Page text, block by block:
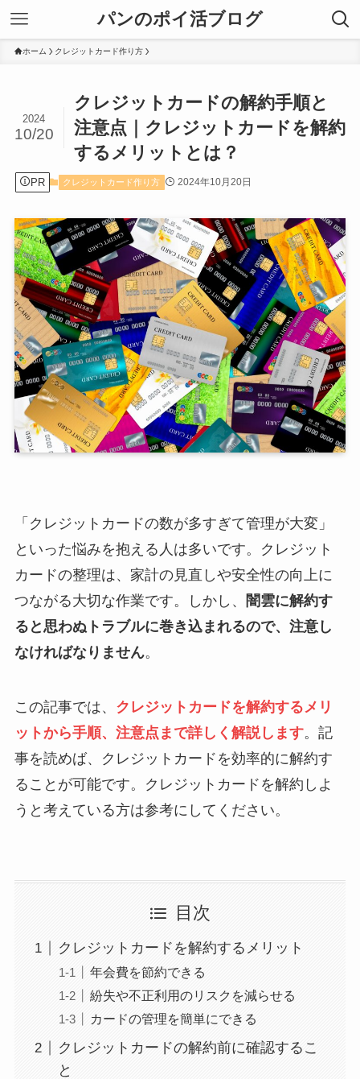
パンのポイ活ブログ
ホーム クレジットカード作り方
クレジットカードの解約手順と
注意点｜クレジットカードを解約
するメリットとは？
2024
10/20
PR クレジットカード作り方 2024年10月20日
「クレジットカードの数が多すぎて管理が大変」
といった悩みを抱える人は多いです。クレジット
カードの整理は、家計の見直しや安全性の向上に
つながる大切な作業です。しかし、
闇雲に解約す
ると思わぬトラブルに巻き込まれるので、注意し
なければなりません。
この記事では、 クレジットカードを解約するメリ
ットから手順、注意点まで詳しく解説します。記
事を読めば、クレジットカードを効率的に解約す
ることが可能です。クレジットカードを解約しよ
うと考えている方は参考にしてください。
目次
クレジットカードを解約するメリット
年会費を節約できる
紛失や不正利用のリスクを減らせる
カードの管理を簡単にできる
クレジットカードの解約前に確認するこ
と